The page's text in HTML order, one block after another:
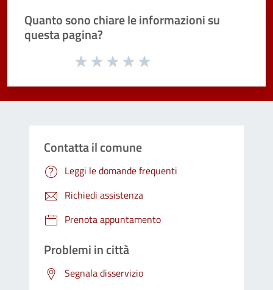
Quanto sono chiare le informazioni su
questa pagina?
Valuta da 1 a 5 stelle la pagina
Contatta il comune
Leggi le domande frequenti
Richiedi assistenza
Prenota appuntamento
Problemi in città
Segnala disservizio